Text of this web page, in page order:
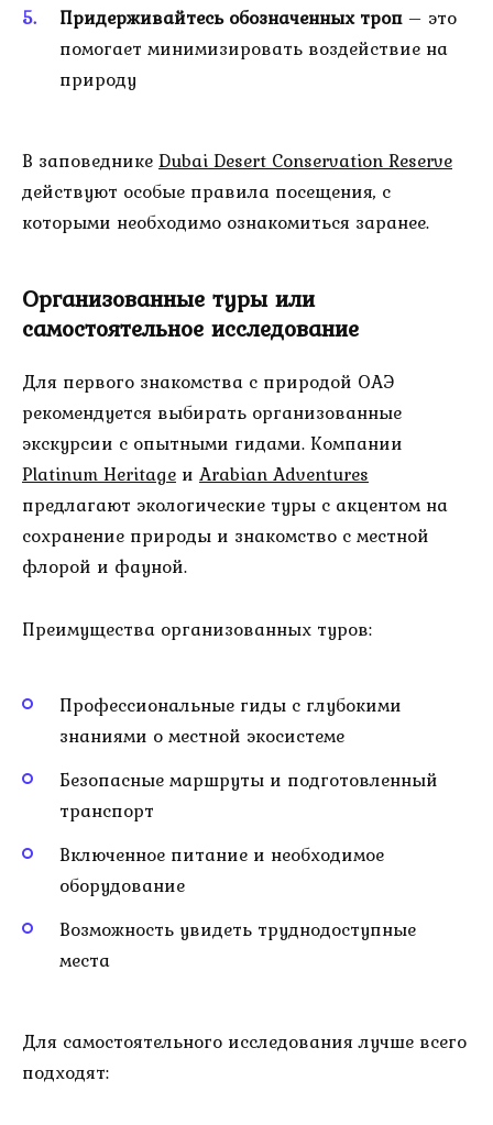
Придерживайтесь обозначенных троп – это
помогает минимизировать воздействие на
природу
В заповедникеDubai Desert Conservation Reserve
действуют особые правила посещения, с
которыми необходимо ознакомиться заранее.
Организованные туры или
самостоятельное исследование
Для первого знакомства с природой ОАЭ
рекомендуется выбирать организованные
экскурсии с опытными гидами. Компании
Platinum Heritage и Arabian Adventures
предлагают экологические туры с акцентом на
сохранение природы и знакомство с местной
флорой и фауной.
Преимущества организованных туров:
Профессиональные гиды с глубокими
знаниями о местной экосистеме
Безопасные маршруты и подготовленный
транспорт
Включенное питание и необходимое
оборудование
Возможность увидеть труднодоступные
места
Для самостоятельного исследования лучше всего
подходят: